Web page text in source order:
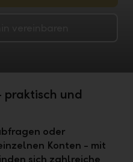
praktisch und
oder
Konten - mit
sich zahlreiche